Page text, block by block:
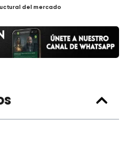
del mercado